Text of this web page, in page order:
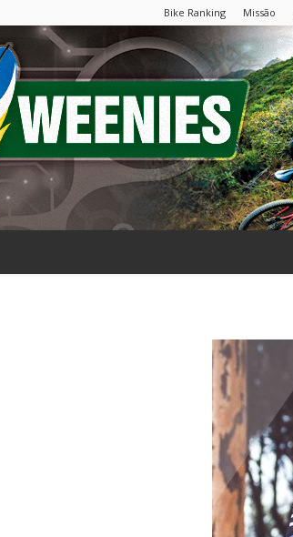
Bike Ranking Missão